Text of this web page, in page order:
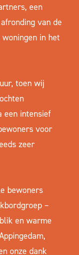
een
van de
in het
toen wij
een intensief
voor
zeer
bewoners
–
en warme
onze dank